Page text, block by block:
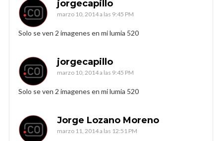
jorgecapillo
marzo 10, 2014 a las 9:45 PM
Solo se ven 2 imagenes en mi lumia 520
jorgecapillo
marzo 10, 2014 a las 9:45 PM
Solo se ven 2 imagenes en mi lumia 520
Jorge Lozano Moreno
marzo 11, 2014 a las 12:51 PM